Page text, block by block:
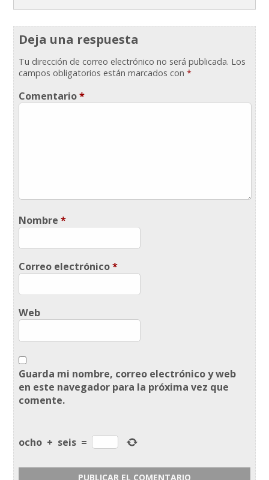
Deja una respuesta
Tu dirección de correo electrónico no será publicada. Los
campos obligatorios están marcados con*
Comentario*
Nombre*
Correo electrónico*
Web
Guarda mi nombre, correo electrónico y web
en este navegador para la próxima vez que
comente.
ocho + seis =